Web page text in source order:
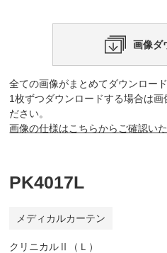
画像ダ
全ての画像がまとめてダウンロード
1枚ずつダウンロードする場合は画
ださい。
画像の仕様はこちらからご確認いた
PK4017L
メディカルカーテン
クリニカルⅡ（Ｌ）